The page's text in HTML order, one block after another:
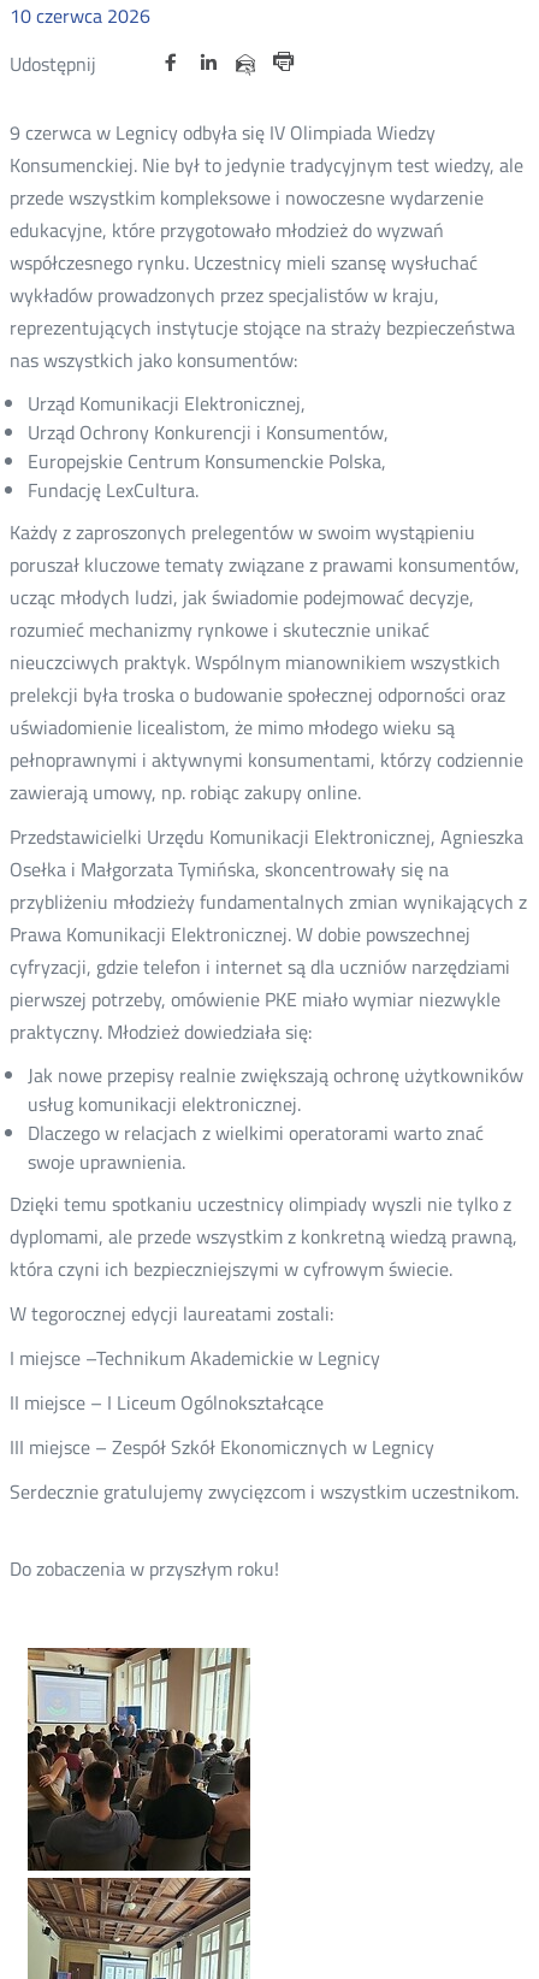
10czerwca 2026
Udostępnij
Udostępnij
Twitter
Nowa
Udostępnij
Facebook
Nowa
Udostępnij
Linkedin
Nowa Udostępnij
e-
mail
9 czerwca w Legnicy odbyła się IV Olimpiada Wiedzy
Konsumenckiej. Nie był to jedynie tradycyjnym test wiedzy, ale
przede wszystkim kompleksowe i nowoczesne wydarzenie
edukacyjne, które przygotowało młodzież do wyzwań
współczesnego rynku. Uczestnicy mieli szansę wysłuchać
wykładów prowadzonych przez specjalistów w kraju,
reprezentujących instytucje stojące na straży bezpieczeństwa
nas wszystkich jako konsumentów:
Urząd Komunikacji Elektronicznej,
Urząd Ochrony Konkurencji i Konsumentów,
Europejskie Centrum Konsumenckie Polska,
Fundację LexCultura.
Każdy z zaproszonych prelegentów w swoim wystąpieniu
poruszał kluczowe tematy związane z prawami konsumentów,
ucząc młodych ludzi, jak świadomie podejmować decyzje,
rozumieć mechanizmy rynkowe i skutecznie unikać
nieuczciwych praktyk. Wspólnym mianownikiem wszystkich
prelekcji była troska o budowanie społecznej odporności oraz
uświadomienie licealistom, że mimo młodego wieku są
pełnoprawnymi i aktywnymi konsumentami, którzy codziennie
zawierają umowy, np. robiąc zakupy online.
Przedstawicielki Urzędu Komunikacji Elektronicznej, Agnieszka
Osełka i Małgorzata Tymińska, skoncentrowały się na
przybliżeniu młodzieży fundamentalnych zmian wynikających z
Prawa Komunikacji Elektronicznej. W dobie powszechnej
cyfryzacji, gdzie telefon i internet są dla uczniów narzędziami
pierwszej potrzeby, omówienie PKE miało wymiar niezwykle
praktyczny. Młodzież dowiedziała się:
Jak nowe przepisy realnie zwiększają ochronę użytkowników
usług komunikacji elektronicznej.
Dlaczego w relacjach z wielkimi operatorami warto znać
swoje uprawnienia.
Dzięki temu spotkaniu uczestnicy olimpiady wyszli nie tylko z
dyplomami, ale przede wszystkim z konkretną wiedzą prawną,
która czyni ich bezpieczniejszymi w cyfrowym świecie.
W tegorocznej edycji laureatami zostali:
I miejsce –Technikum Akademickie w Legnicy
II miejsce – I Liceum Ogólnokształcące
III miejsce – Zespół Szkół Ekonomicznych w Legnicy
Serdecznie gratulujemy zwycięzcom i wszystkim uczestnikom.
Do zobaczenia w przyszłym roku!